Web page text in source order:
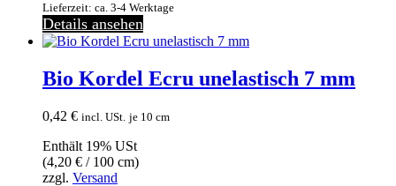
Lieferzeit: ca. 3-4 Werktage
Details ansehen
Bio Kordel Ecru unelastisch 7 mm
0,42 € incl. USt. je 10 cm
Enthält 19% USt
(4,20 € / 100 cm)
zzgl. Versand